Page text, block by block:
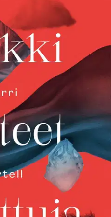
kokoelmaansa ehtineen,
vahvistavan runoilijan. Vuonna
debytoinut
tunnetaan suomalaisen
tapahtumajärjestäjänä.
niin tekstin kuin
runoissa yhteiskunnallisuus,
isä-poikaketjuun.
jääneitä
kohtaamalla ne ja
tarkkanäköistä sosiaalisten
koskettavia onnen tunteita
positiivista kuvausta. Harri
edellinen teos Pelotta
yhdeksi vuoden